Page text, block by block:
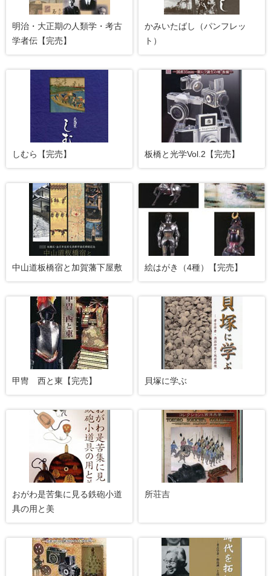
明治・大正期の人類学・考古
学者伝【完売】
かみいたばし（パンフレッ
ト）
しむら【完売】 板橋と光学Vol.2【完売】
中山道板橋宿と加賀藩下屋敷 絵はがき（4種）【完売】
甲冑 西と東【完売】 貝塚に学ぶ
おがわ是苦集に見る鉄砲小道
具の用と美
所荘吉